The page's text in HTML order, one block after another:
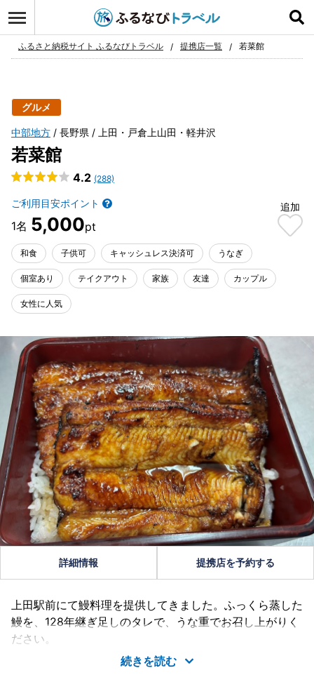
お気に入り
ふるさと納税サイト ふるなびトラベル 提携店一覧 若菜館
グルメ
中部地方 長野県 上田・戸倉上山田・軽井沢
若菜館
4.2 (288)
ご利用目安ポイント
5,000
追加
和食 子供可 キャッシュレス決済可 うなぎ
個室あり テイクアウト 家族 友達 カップル
女性に人気
詳細情報 提携店を予約する
上田駅前にて鰻料理を提供してきました。ふっくら蒸した
鰻を、128年継ぎ足しのタレで、うな重でお召し上がりく
ださい。
続きを読む